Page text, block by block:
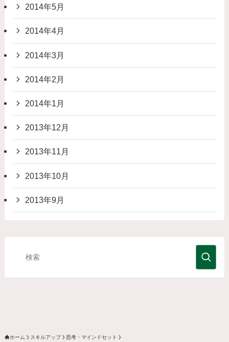
2014年5月
2014年4月
2014年3月
2014年2月
2014年1月
2013年12月
2013年11月
2013年10月
2013年9月
ホーム スキルアップ 思考・マインドセット